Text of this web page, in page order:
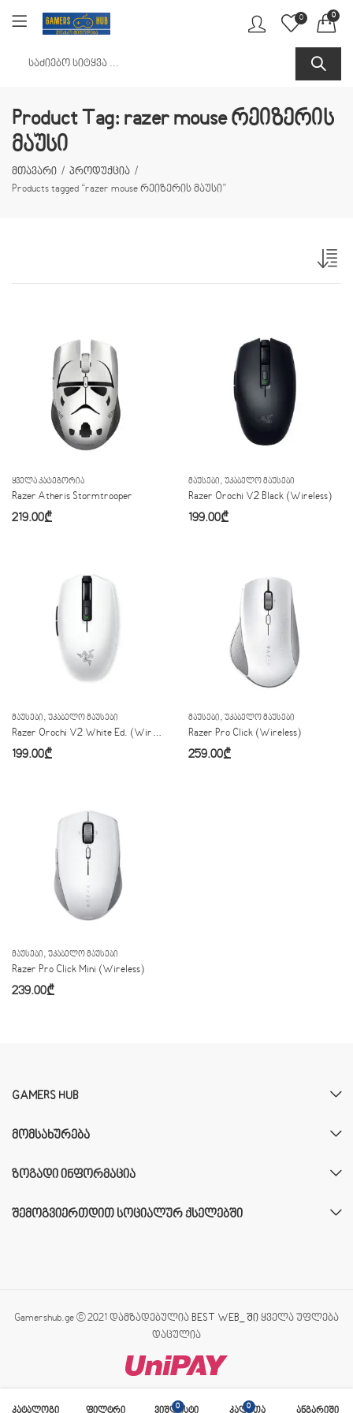
0 0
Product Tag: razer mouse რეიზერის
მაუსი
მთავარი
პროდუქცია
Products tagged “razer mouse რეიზერის მაუსი”
ᲧᲕᲔᲚᲐ ᲙᲐᲢᲔᲒᲝᲠᲘᲐ
Razer Atheris Stormtrooper
219.00₾
ᲛᲐᲣᲡᲔᲑᲘ, ᲣᲙᲐᲑᲔᲚᲝ ᲛᲐᲣᲡᲔᲑᲘ
Razer Orochi V2 Black (Wireless)
199.00₾
ᲛᲐᲣᲡᲔᲑᲘ, ᲣᲙᲐᲑᲔᲚᲝ ᲛᲐᲣᲡᲔᲑᲘ
Razer Orochi V2 White Ed. (Wireless)
199.00₾
ᲛᲐᲣᲡᲔᲑᲘ, ᲣᲙᲐᲑᲔᲚᲝ ᲛᲐᲣᲡᲔᲑᲘ
Razer Pro Click (Wireless)
259.00₾
ᲛᲐᲣᲡᲔᲑᲘ, ᲣᲙᲐᲑᲔᲚᲝ ᲛᲐᲣᲡᲔᲑᲘ
Razer Pro Click Mini (Wireless)
239.00₾
GAMERS HUB
ᲛᲝᲛᲡᲐᲮᲣᲠᲔᲑᲐ
ᲖᲝᲒᲐᲓᲘ ᲘᲜᲤᲝᲠᲛᲐᲪᲘᲐ
ᲨᲔᲛᲝᲒᲕᲘᲔᲠᲗᲓᲘᲗ ᲡᲝᲪᲘᲐᲚᲣᲠ ᲥᲡᲔᲚᲔᲑᲨᲘ
Gamershub.ge © 2021 დამზადებულია BEST WEB_ ში ყველა უფლება
დაცულია
0 0